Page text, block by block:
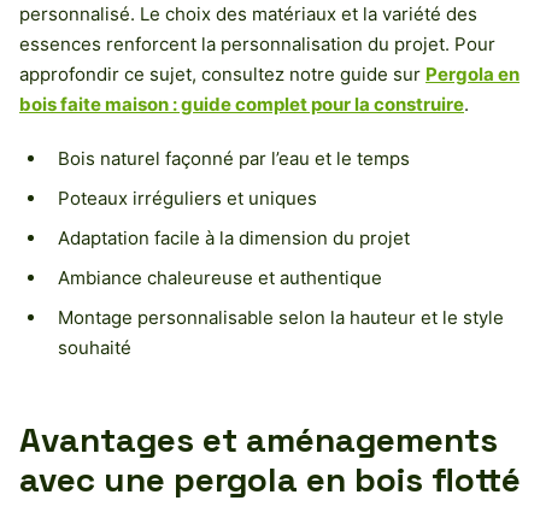
personnalisé. Le choix des matériaux et la variété des
essences renforcent la personnalisation du projet. Pour
approfondir ce sujet, consultez notre guide sur Pergola en
bois faite maison : guide complet pour la construire.
Bois naturel façonné par l’eau et le temps
Poteaux irréguliers et uniques
Adaptation facile à la dimension du projet
Ambiance chaleureuse et authentique
Montage personnalisable selon la hauteur et le style
souhaité
Avantages et aménagements
avec une pergola en bois flotté